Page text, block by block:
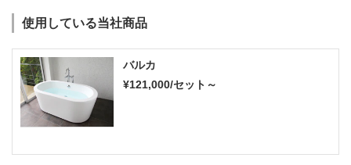
使用している当社商品
バルカ
¥121,000/セット～